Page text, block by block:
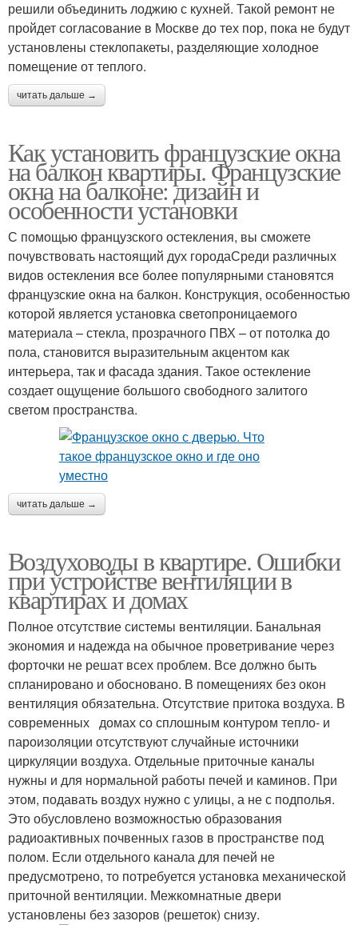
решили объединить лоджию с кухней. Такой ремонт не
пройдет согласование в Москве до тех пор, пока не будут
установлены стеклопакеты, разделяющие холодное
помещение от теплого.
читать дальше →
Как установить французские окна
на балкон квартиры. Французские
окна на балконе: дизайн и
особенности установки
С помощью французского остекления, вы сможете
почувствовать настоящий дух городаСреди различных
видов остекления все более популярными становятся
французские окна на балкон. Конструкция, особенностью
которой является установка светопроницаемого
материала – стекла, прозрачного ПВХ – от потолка до
пола, становится выразительным акцентом как
интерьера, так и фасада здания. Такое остекление
создает ощущение большого свободного залитого
светом пространства.
читать дальше →
Воздуховоды в квартире. Ошибки
при устройстве вентиляции в
квартирах и домах
Полное отсутствие системы вентиляции. Банальная
экономия и надежда на обычное проветривание через
форточки не решат всех проблем. Все должно быть
спланировано и обосновано. В помещениях без окон
вентиляция обязательна. Отсутствие притока воздуха. В
современных домах со сплошным контуром тепло- и
пароизоляции отсутствуют случайные источники
циркуляции воздуха. Отдельные приточные каналы
нужны и для нормальной работы печей и каминов. При
этом, подавать воздух нужно с улицы, а не с подполья.
Это обусловлено возможностью образования
радиоактивных почвенных газов в пространстве под
полом. Если отдельного канала для печей не
предусмотрено, то потребуется установка механической
приточной вентиляции. Межкомнатные двери
установлены без зазоров (решеток) снизу.